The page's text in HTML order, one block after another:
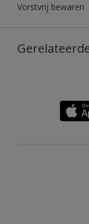
Vorstvrij bewaren